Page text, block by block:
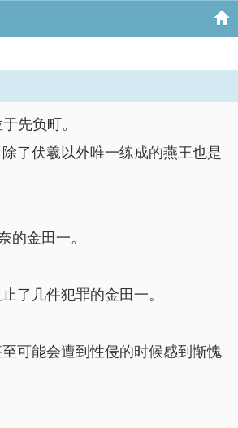
先负町。
了伏羲以外唯一练成的燕王也是
的金田一。
了几件犯罪的金田一。
可能会遭到性侵的时候感到惭愧